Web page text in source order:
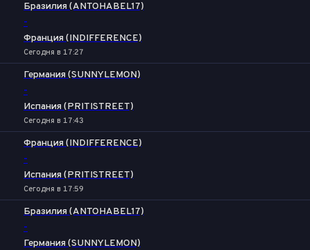
Бразилия (ANTOHABEL17)
-
Франция (INDIFFERENCE)
Сегодня в 17:27
Германия (SUNNYLEMON)
-
Испания (PRITISTREET)
Сегодня в 17:43
Франция (INDIFFERENCE)
-
Испания (PRITISTREET)
Сегодня в 17:59
Бразилия (ANTOHABEL17)
-
Германия (SUNNYLEMON)